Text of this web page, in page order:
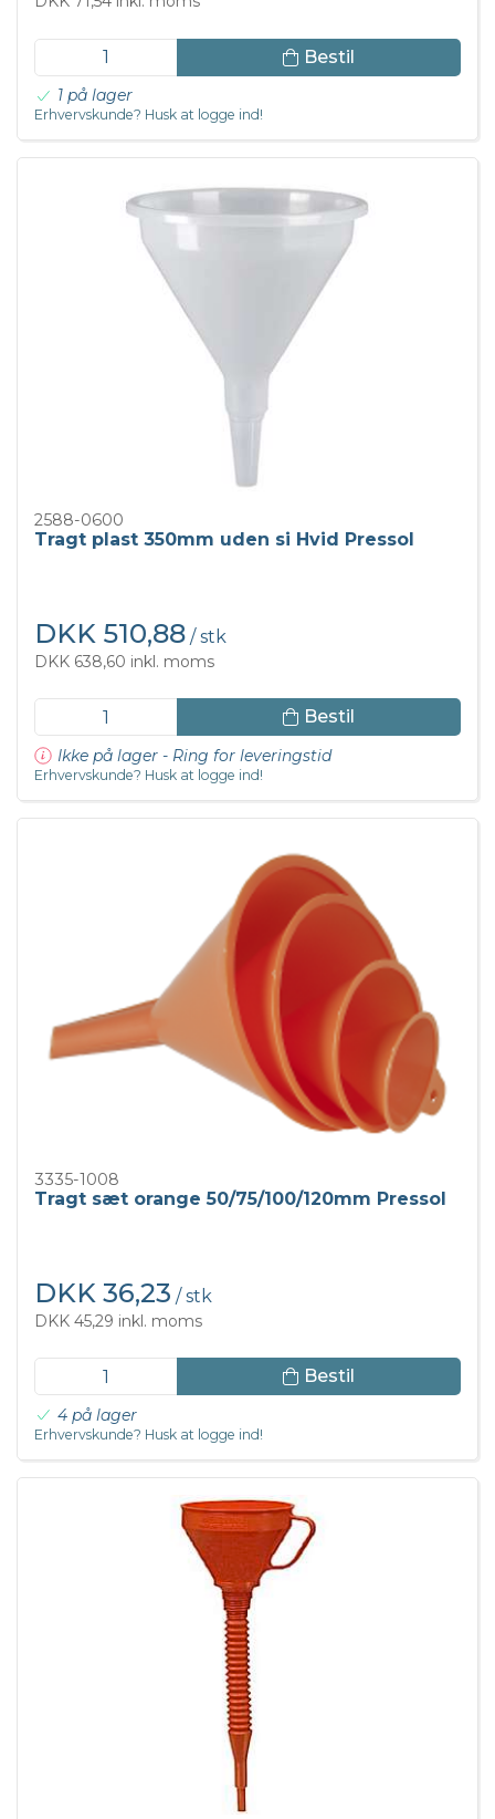
Bestil
1 på lager
Erhvervskunde? Husk at logge ind!
2588-0600
Tragt plast 350mm uden si Hvid Pressol
DKK 510,88 / stk
DKK 638,60 inkl. moms
Bestil
Ikke på lager - Ring for leveringstid
Erhvervskunde? Husk at logge ind!
3335-1008
Tragt sæt orange 50/75/100/120mm Pressol
DKK 36,23 / stk
DKK 45,29 inkl. moms
Bestil
4 på lager
Erhvervskunde? Husk at logge ind!